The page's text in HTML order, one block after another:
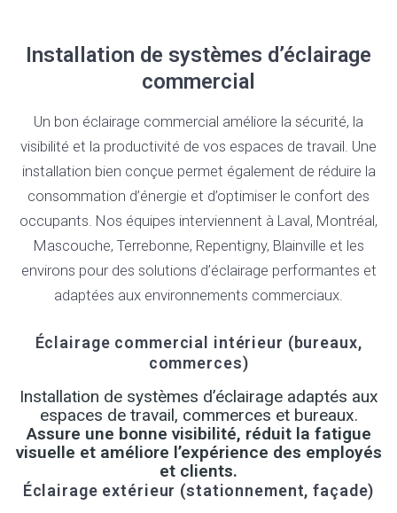
Installation de systèmes d’éclairage
commercial
Un bon éclairage commercial améliore la sécurité, la
visibilité et la productivité de vos espaces de travail. Une
installation bien conçue permet également de réduire la
consommation d’énergie et d’optimiser le confort des
occupants. Nos équipes interviennent à Laval, Montréal,
Mascouche, Terrebonne, Repentigny, Blainville et les
environs pour des solutions d’éclairage performantes et
adaptées aux environnements commerciaux.
Éclairage commercial intérieur (bureaux,
commerces)
Installation de systèmes d’éclairage adaptés aux
espaces de travail, commerces et bureaux.
Assure une bonne visibilité, réduit la fatigue
visuelle et améliore l’expérience des employés
et clients.
Éclairage extérieur (stationnement, façade)